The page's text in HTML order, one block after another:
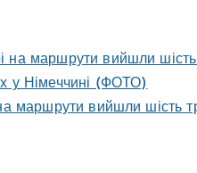
маршрути вийшли шість